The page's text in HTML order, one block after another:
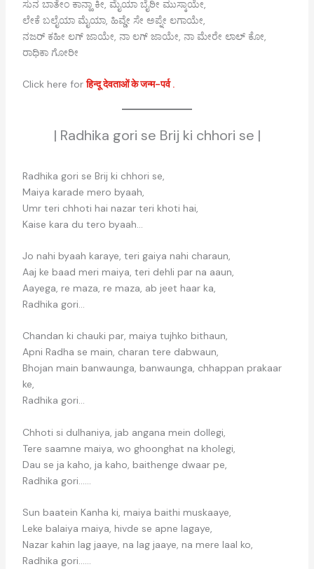
ಸುನ ಬಾತೇಂ ಕಾನ್ಹಾ ಕೀ, ಮೈಯಾ ಬೈಠೀ ಮುಸ್ಕಾಯೇ,
ಲೇಕೆ ಬಲೈಯಾ ಮೈಯಾ, ಹಿವ್ಡೇ ಸೇ ಅಪ್ನೇ ಲಗಾಯೇ,
ನಜರ್ ಕಹೀ ಲಗ್ ಜಾಯೇ, ನಾ ಲಗ್ ಜಾಯೇ, ನಾ ಮೇರೇ ಲಾಲ್ ಕೋ,
ರಾಧಿಕಾ ಗೋರೀ
Click here forहिन्दू देवताओं के जन्म-पर्व .
| Radhika gori se Brij ki chhori se |
Radhika gori se Brij ki chhori se,
Maiya karade mero byaah,
Umr teri chhoti hai nazar teri khoti hai,
Kaise kara du tero byaah…
Jo nahi byaah karaye, teri gaiya nahi charaun,
Aaj ke baad meri maiya, teri dehli par na aaun,
Aayega, re maza, re maza, ab jeet haar ka,
Radhika gori…
Chandan ki chauki par, maiya tujhko bithaun,
Apni Radha se main, charan tere dabwaun,
Bhojan main banwaunga, banwaunga, chhappan prakaar
ke,
Radhika gori…
Chhoti si dulhaniya, jab angana mein dollegi,
Tere saamne maiya, wo ghoonghat na kholegi,
Dau se ja kaho, ja kaho, baithenge dwaar pe,
Radhika gori……
Sun baatein Kanha ki, maiya baithi muskaaye,
Leke balaiya maiya, hivde se apne lagaye,
Nazar kahin lag jaaye, na lag jaaye, na mere laal ko,
Radhika gori……